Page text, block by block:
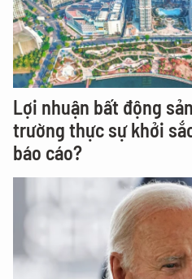
Lợi nhuận bất động
trường thực sự khởi
báo cáo?